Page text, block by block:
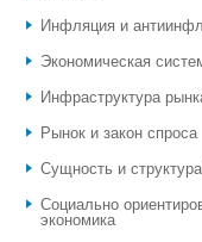
Инфляция и
Экономическая
Инфраструктура
Рынок и закон спроса
Сущность и
Социально
экономика